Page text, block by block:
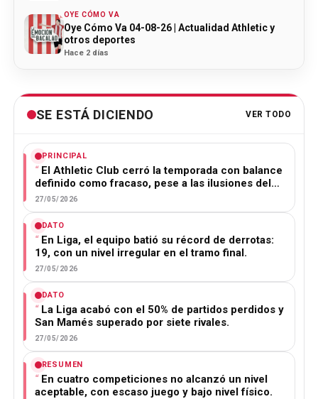
OYE CÓMO VA
Oye Cómo Va 04-08-26 | Actualidad Athletic y
otros deportes
Hace 2 días
SE ESTÁ DICIENDO VER TODO
PRINCIPAL
El Athletic Club cerró la temporada con balance
definido como fracaso, pese a las ilusiones del…
27/05/2026
DATO
En Liga, el equipo batió su récord de derrotas:
19, con un nivel irregular en el tramo final.
27/05/2026
DATO
La Liga acabó con el 50% de partidos perdidos y
San Mamés superado por siete rivales.
27/05/2026
RESUMEN
En cuatro competiciones no alcanzó un nivel
aceptable, con escaso juego y bajo nivel físico.